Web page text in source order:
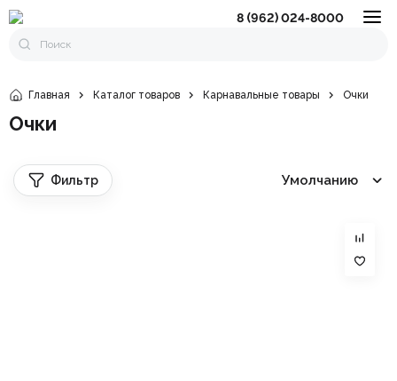
8 (962) 024-8000
Главная Каталог товаров Карнавальные товары Очки
Очки
Фильтр Умолчанию